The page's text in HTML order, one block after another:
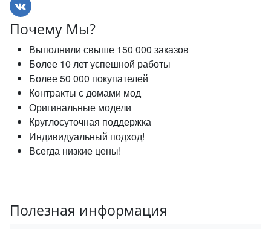
Почему Мы?
Выполнили свыше 150 000 заказов
Более 10 лет успешной работы
Более 50 000 покупателей
Контракты с домами мод
Оригинальные модели
Круглосуточная поддержка
Индивидуальный подход!
Всегда низкие цены!
Полезная информация